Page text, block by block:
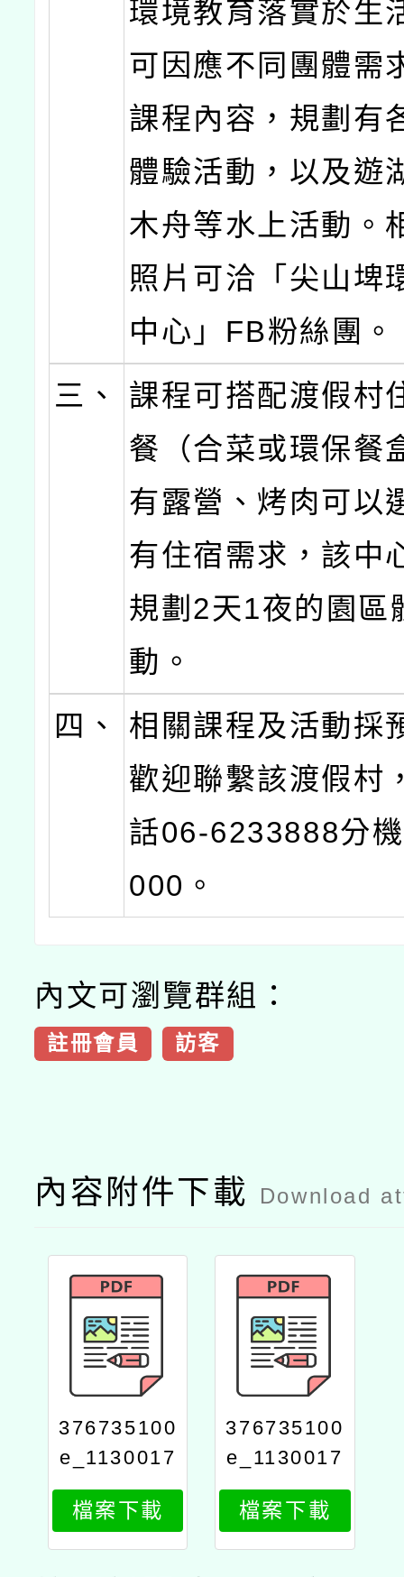
環境教育落實於生
可因應不同團體需
課程內容，規劃有
體驗活動，以及遊
木舟等水上活動。
照片可洽「尖山埤
中心」FB粉絲團。
三、
課程可搭配渡假村
餐（合菜或環保餐
有露營、烤肉可以
有住宿需求，該中
規劃2天1夜的園區
動。
四、
相關課程及活動採
歡迎聯繫該渡假村
話06-6233888分
000。
內文可瀏覽群組：
註冊會員 訪客
內容附件下載 Download
376735100
e_1130017
985_attach
2
檔案下載
376735100
e_1130017
985_attach
1
檔案下載